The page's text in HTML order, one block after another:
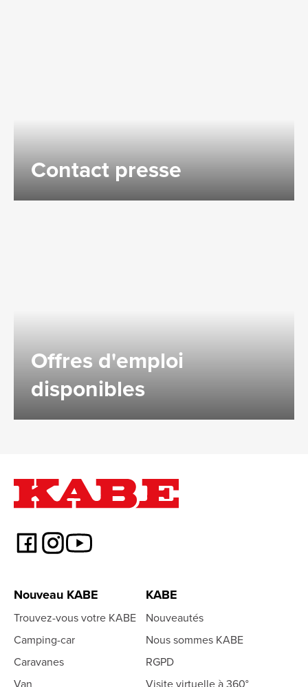
Contact presse
Offres d'emploi
disponibles
Nouveau KABE
Trouvez-vous votre KABE
Camping-car
Caravanes
Van
KABE
Nouveautés
Nous sommes KABE
RGPD
Visite virtuelle à 360°